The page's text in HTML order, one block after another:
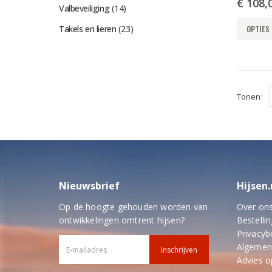
€
OPTIES
Dit
Tonen:
Valbeveiliging (14)
Takels en lieren (23)
Nieuwsbrief
Op de hoogte gehouden worden van
ontwikkelingen omtrent hijsen?
Over ons
Advies